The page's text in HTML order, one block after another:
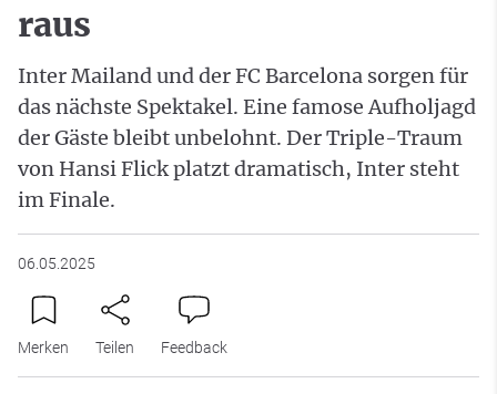
raus
Inter Mailand und der FC Barcelona sorgen für
das nächste Spektakel. Eine famose Aufholjagd
der Gäste bleibt unbelohnt. Der Triple-Traum
von Hansi Flick platzt dramatisch, Inter steht
im Finale.
06.05.2025
Merken Teilen Feedback